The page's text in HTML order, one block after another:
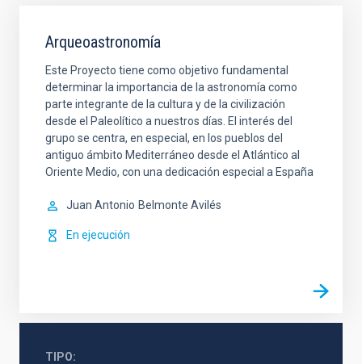
Arqueoastronomía
Este Proyecto tiene como objetivo fundamental
determinar la importancia de la astronomía como
parte integrante de la cultura y de la civilización
desde el Paleolítico a nuestros días. El interés del
grupo se centra, en especial, en los pueblos del
antiguo ámbito Mediterráneo desde el Atlántico al
Oriente Medio, con una dedicación especial a España
Juan Antonio Belmonte Avilés
En ejecución
TIPO